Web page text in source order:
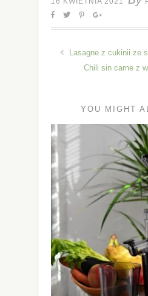
Lasagne z cukinii ze
Chili sin carne z
YOU MIGHT